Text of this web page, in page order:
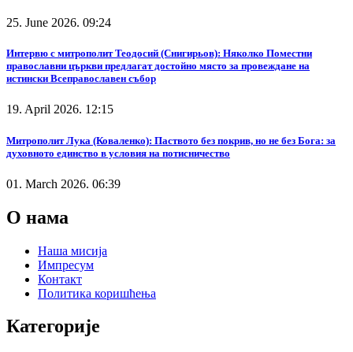
25. June 2026. 09:24
Интервю с митрополит Теодосий (Снигирьов): Няколко Поместни
православни църкви предлагат достойно място за провеждане на
истински Всеправославен събор
19. April 2026. 12:15
Митрополит Лука (Коваленко): Паството без покрив, но не без Бога: за
духовното единство в условия на потисничество
01. March 2026. 06:39
О нама
Наша мисија
Импресум
Контакт
Политика коришћења
Категорије